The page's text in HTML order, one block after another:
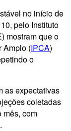
no início de
pelo Instituto
mostram que o
Amplo (IPCA)
o
as expectativas
coletadas
mês, com